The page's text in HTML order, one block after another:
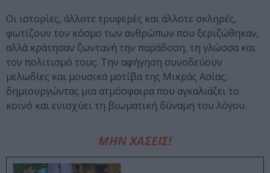
Οι ιστορίες, άλλοτε τρυφερές και άλλοτε σκληρές,
φωτίζουν τον κόσμο των ανθρώπων που ξεριζώθηκαν,
αλλά κράτησαν ζωντανή την παράδοση, τη γλώσσα και
τον πολιτισμό τους. Την αφήγηση συνοδεύουν
μελωδίες και μουσικά μοτίβα της Μικράς Ασίας,
δημιουργώντας μια ατμόσφαιρα που αγκαλιάζει το
κοινό και ενισχύει τη βιωματική δύναμη του λόγου.
ΜΗΝ ΧΑΣΕΙΣ!